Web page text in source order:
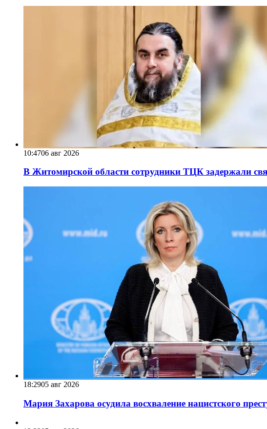
10:4706 авг 2026
В Житомирской области сотрудники ТЦК задержали
18:2905 авг 2026
Мария Захарова осудила восхваление нацистского